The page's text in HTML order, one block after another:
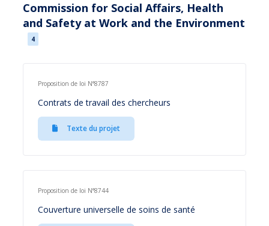
Commission for Social Affairs, Health
and Safety at Work and the Environment
4
Proposition de loi N°8787
Contrats de travail des chercheurs
Texte du projet
Proposition de loi N°8744
Couverture universelle de soins de santé